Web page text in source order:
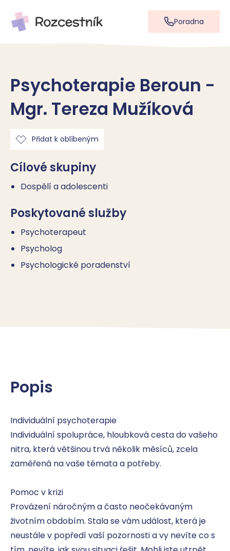
Poradna
Psychoterapie Beroun -
Mgr. Tereza Mužíková
Přidat k oblíbeným
Cílové skupiny
Dospělí a adolescenti
Poskytované služby
Psychoterapeut
Psycholog
Psychologické poradenství
Popis
Individuální psychoterapie
Individuální spolupráce, hloubková cesta do vašeho
nitra, která většinou trvá několik měsíců, zcela
zaměřená na vaše témata a potřeby.
Pomoc v krizi
Provázení náročným a často neočekávaným
životním obdobím. Stala se vám událost, která je
neustále v popředí vaší pozornosti a vy nevíte co s